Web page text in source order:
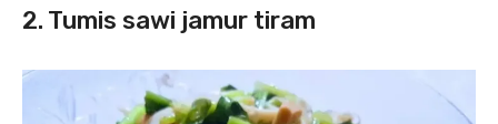
2. Tumis sawi jamur tiram